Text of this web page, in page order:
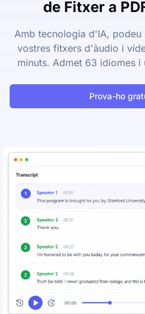
de Fitxer a
Amb tecnologia d'IA,
vostres fitxers d'àudio i
minuts. Admet 63 idiomes
Prova-ho